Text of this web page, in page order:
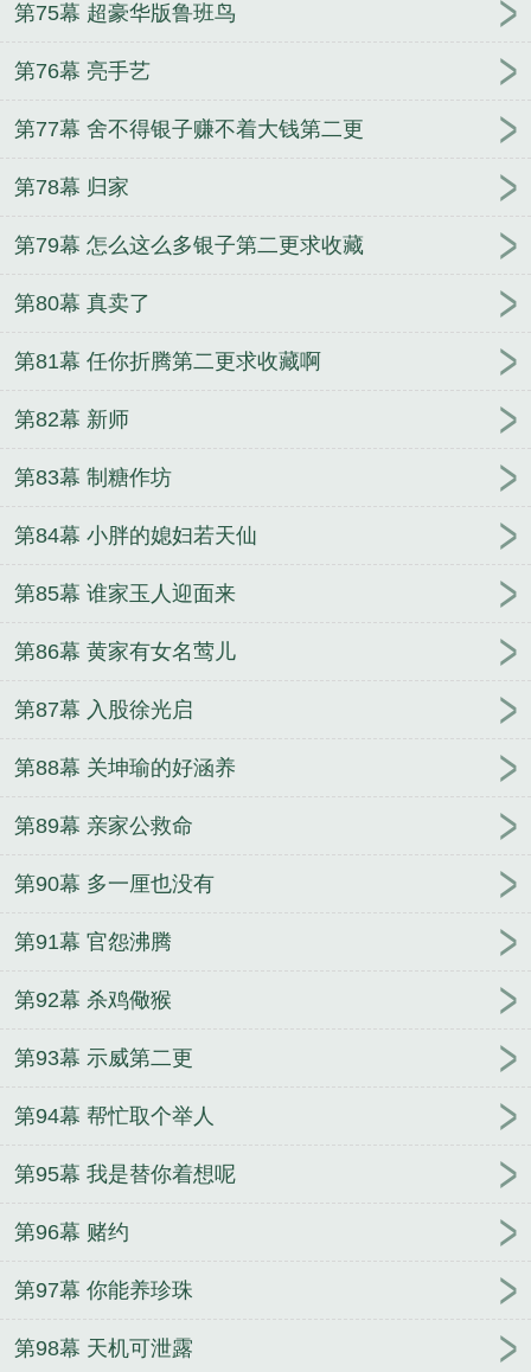
第75幕 超豪华版鲁班鸟
第76幕 亮手艺
第77幕 舍不得银子赚不着大钱第二更
第78幕 归家
第79幕 怎么这么多银子第二更求收藏
第80幕 真卖了
第81幕 任你折腾第二更求收藏啊
第82幕 新师
第83幕 制糖作坊
第84幕 小胖的媳妇若天仙
第85幕 谁家玉人迎面来
第86幕 黄家有女名莺儿
第87幕 入股徐光启
第88幕 关坤瑜的好涵养
第89幕 亲家公救命
第90幕 多一厘也没有
第91幕 官怨沸腾
第92幕 杀鸡儆猴
第93幕 示威第二更
第94幕 帮忙取个举人
第95幕 我是替你着想呢
第96幕 赌约
第97幕 你能养珍珠
第98幕 天机可泄露